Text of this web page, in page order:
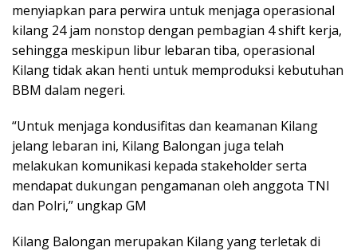
menyiapkan para perwira untuk menjaga operasional
kilang 24 jam nonstop dengan pembagian 4 shift kerja,
sehingga meskipun libur lebaran tiba, operasional
Kilang tidak akan henti untuk memproduksi kebutuhan
BBM dalam negeri.
“Untuk menjaga kondusifitas dan keamanan Kilang
jelang lebaran ini, Kilang Balongan juga telah
melakukan komunikasi kepada stakeholder serta
mendapat dukungan pengamanan oleh anggota TNI
dan Polri,” ungkap GM
Kilang Balongan merupakan Kilang yang terletak di